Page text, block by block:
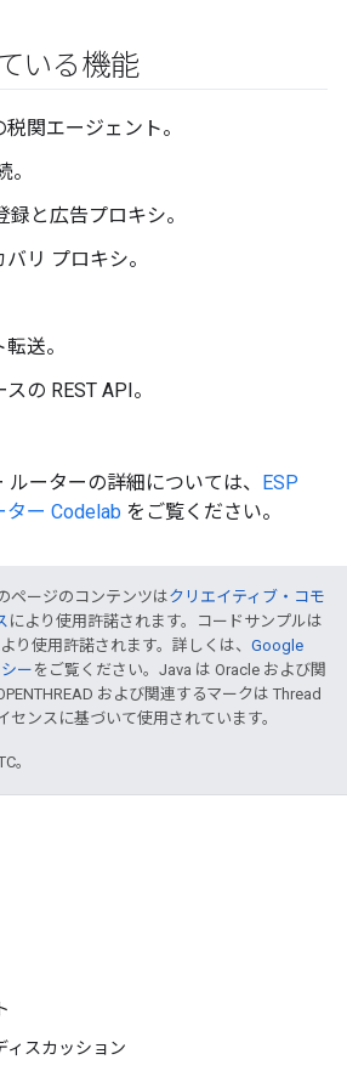
いる機能
関エージェント。
録と広告プロキシ。
リ プロキシ。
送。
の REST API。
ルーターの詳細については、 ESP
ター Codelab をご覧ください。
ページのコンテンツはクリエイティブ・コモ
により使用許諾されます。コードサンプルは
り使用許諾されます。詳しくは、 Google
ー をご覧ください。Java は Oracle および関
および関連するマークは Thread
センスに基づいて使用されています。
。
ィスカッション